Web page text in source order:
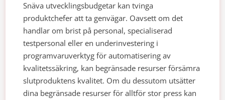
Snäva utvecklingsbudgetar kan tvinga
produktchefer att ta genvägar. Oavsett om det
handlar om brist på personal, specialiserad
testpersonal eller en underinvestering i
programvaruverktyg för automatisering av
kvalitetssäkring, kan begränsade resurser försämra
slutproduktens kvalitet. Om du dessutom utsätter
dina begränsade resurser för alltför stor press kan